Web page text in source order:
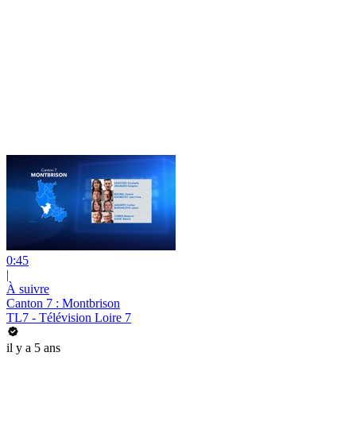
0:45
|
À suivre
Canton 7 : Montbrison
TL7 - Télévision Loire 7
il y a 5 ans